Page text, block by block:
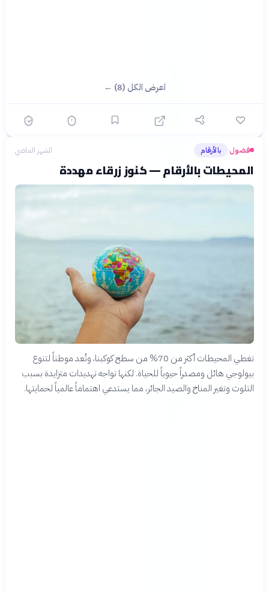
اعرض الكل (8) ←
فضول› بالأرقام الشهر الماضي
المحيطات بالأرقام — كنوز زرقاء مهددة
تغطي المحيطات أكثر من 70% من سطح كوكبنا، وتُعد موطناً لتنوع
بيولوجي هائل ومصدراً حيوياً للحياة. لكنها تواجه تهديدات متزايدة بسبب
التلوث وتغير المناخ والصيد الجائر، مما يستدعي اهتماماً عالمياً لحمايتها.